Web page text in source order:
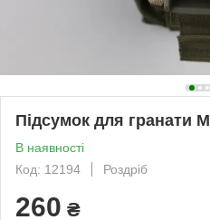
Підсумок для гранати
В наявності
Код: 12194
Роздріб
260 ₴